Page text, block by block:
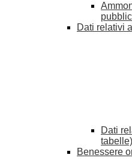
Dati relativi
Dati
tabelle)
Benessere